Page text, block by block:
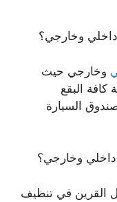
وخارجي؟
وخارجي حيث
البقع
السيارة
وخارجي؟
القرين في تنظيف